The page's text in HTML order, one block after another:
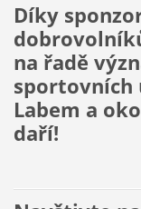
Díky
na řadě
sportovních
Labem a
daří!